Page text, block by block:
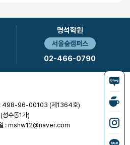
명석학원
서울숲캠퍼스
02-466-0790
: 498-96-00103 (제1364호)
수동1가)
: mshw12@naver.com